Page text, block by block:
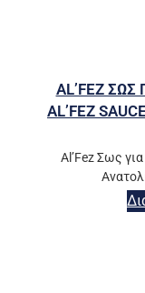
AL’FEZ
AL’FEZ
Al’Fez Σως